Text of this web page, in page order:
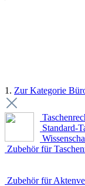
1. Zur Kategorie
Standard-
Zubehör für
Zubehör für